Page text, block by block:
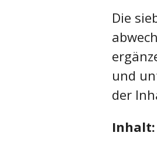
Die
und
der
Inhalt: